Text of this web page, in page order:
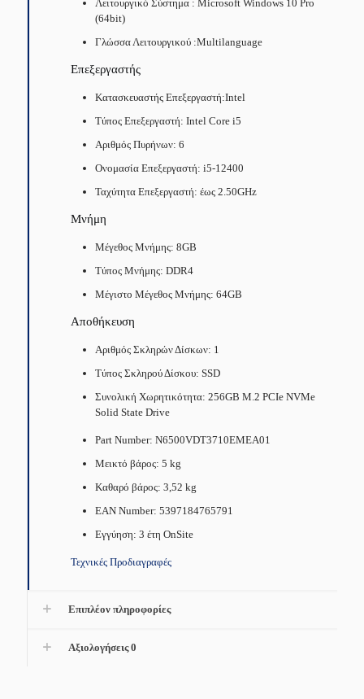
Λειτουργικό Σύστημα : Microsoft Windows 10 Pro
(64bit)
Γλώσσα Λειτουργικού :Multilanguage
Επεξεργαστής
Κατασκευαστής Επεξεργαστή:Intel
Τύπος Επεξεργαστή: Intel Core i5
Αριθμός Πυρήνων: 6
Ονομασία Επεξεργαστή: i5-12400
Ταχύτητα Επεξεργαστή: έως 2.50GHz
Μνήμη
Μέγεθος Μνήμης: 8GB
Τύπος Μνήμης: DDR4
Μέγιστο Μέγεθος Μνήμης: 64GB
Αποθήκευση
Αριθμός Σκληρών Δίσκων: 1
Τύπος Σκληρού Δίσκου: SSD
Συνολική Χωρητικότητα: 256GB M.2 PCIe NVMe
Solid State Drive
Part Number: N6500VDT3710EMEA01
Μεικτό βάρος: 5 kg
Καθαρό βάρος: 3,52 kg
EAN Number: 5397184765791
Εγγύηση: 3 έτη OnSite
Τεχνικές Προδιαγραφές
Επιπλέον πληροφορίες
Αξιολογήσεις0